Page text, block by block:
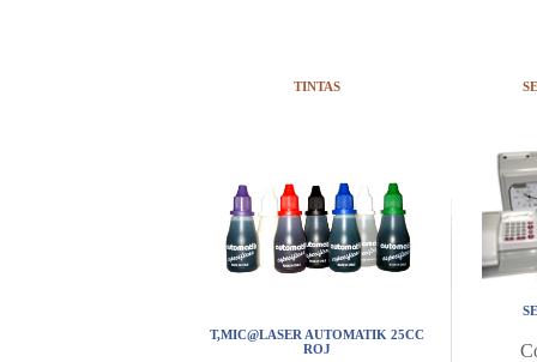
TINTAS
T,MIC@LASER AUTOMATIK 25CC
ROJ